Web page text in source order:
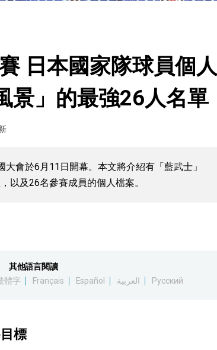
日本國家隊球員個人
景」的最強26人名單
會於6月11日開幕。本文將介紹有「藍武士」
以及26名參賽成員的個人檔案。
其他語言閱讀
體字 Français Español العربية Русский
標